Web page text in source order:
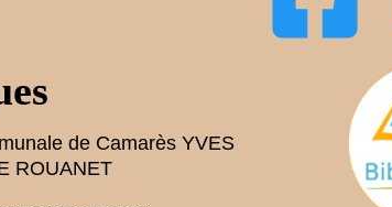
de Camarès YVES
ROUANET